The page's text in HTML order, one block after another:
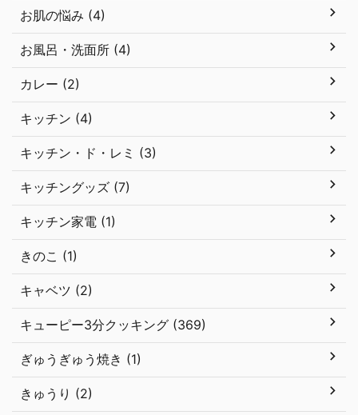
お肌の悩み (4)
お風呂・洗面所 (4)
カレー (2)
キッチン (4)
キッチン・ド・レミ (3)
キッチングッズ (7)
キッチン家電 (1)
きのこ (1)
キャベツ (2)
キューピー3分クッキング (369)
ぎゅうぎゅう焼き (1)
きゅうり (2)